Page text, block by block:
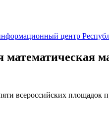
центр
всероссийских площадок